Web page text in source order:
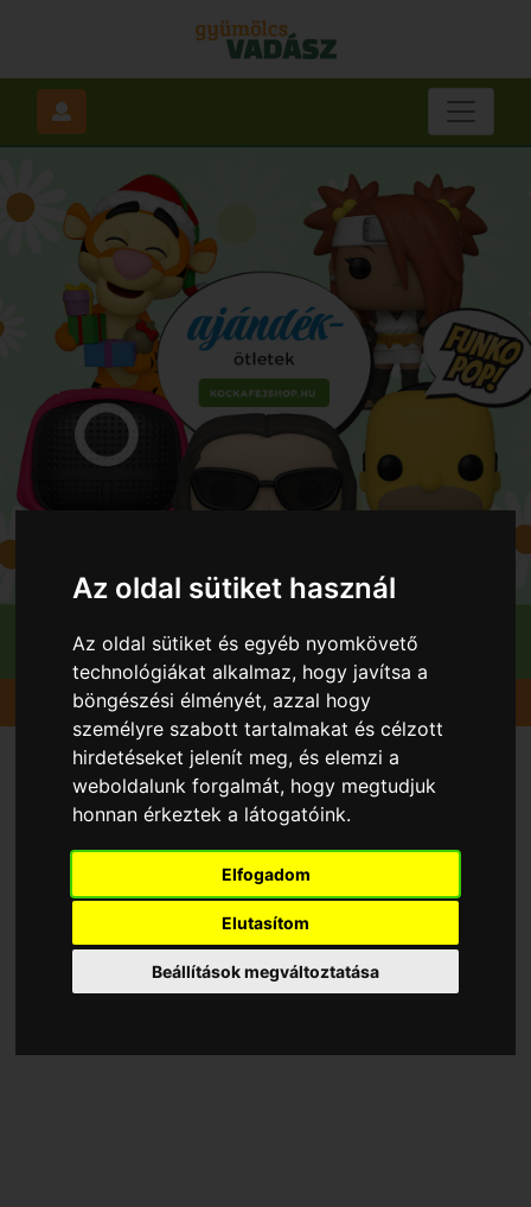
Az oldal sütiket használ
Az oldal sütiket és egyéb nyomkövető
technológiákat alkalmaz, hogy javítsa a
böngészési élményét, azzal hogy
személyre szabott tartalmakat és célzott
hirdetéseket jelenít meg, és elemzi a
weboldalunk forgalmát, hogy megtudjuk
honnan érkeztek a látogatóink.
Elfogadom
Elutasítom
Beállítások megváltoztatása
Gyümölcsök Kajszibarack Magyar kajszi C.235